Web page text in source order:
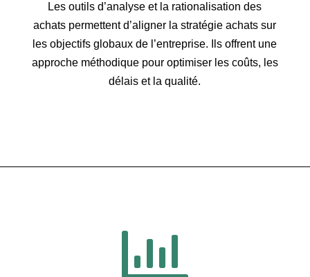
Les outils d’analyse et la rationalisation des
achats permettent d’aligner la stratégie achats sur
les objectifs globaux de l’entreprise. Ils offrent une
approche méthodique pour optimiser les coûts, les
délais et la qualité.
